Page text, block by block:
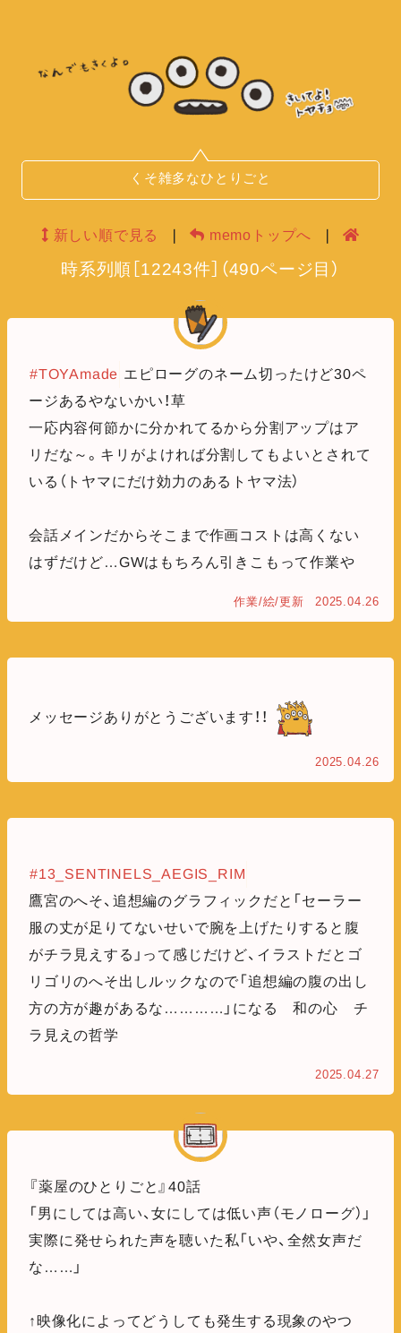
くそ雑多なひとりごと
新しい順で見る memoトップへ
時系列順 12243件］ （490ページ目）
#TOYAmade エピローグのネーム切ったけど30ペ
ージあるやないかい！草
一応内容何節かに分かれてるから分割アップはア
リだな～。キリがよければ分割してもよいとされて
いる（トヤマにだけ効力のあるトヤマ法）
会話メインだからそこまで作画コストは高くない
はずだけど…GWはもちろん引きこもって作業や
作業/絵/更新 2025.04.26
メッセージありがとうございます！！
2025.04.26
#13_SENTINELS_AEGIS_RIM
鷹宮のへそ、追想編のグラフィックだと「セーラー
服の丈が足りてないせいで腕を上げたりすると腹
がチラ見えする」って感じだけど、イラストだとゴ
リゴリのへそ出しルックなので「追想編の腹の出し
方の方が趣があるな…………」になる 和の心 チ
ラ見えの哲学
2025.04.27
『薬屋のひとりごと』40話
「男にしては高い、女にしては低い声（モノローグ）」
実際に発せられた声を聴いた私「いや、全然女声だ
な……」
↑映像化によってどうしても発生する現象のやつ